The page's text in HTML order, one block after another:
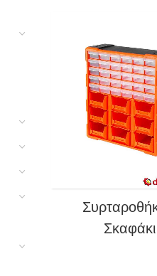
Σκαφάκι